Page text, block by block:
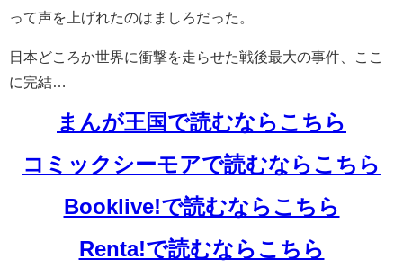
って声を上げれたのはましろだった。
日本どころか世界に衝撃を走らせた戦後最大の事件、ここ
に完結…
まんが王国で読むならこちら
コミックシーモアで読むならこちら
Booklive!で読むならこちら
Renta!で読むならこちら